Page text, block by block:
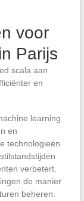
voor
Parijs
scala aan
en
learning
en
technologieën
verbetert.
de manier
beheren.